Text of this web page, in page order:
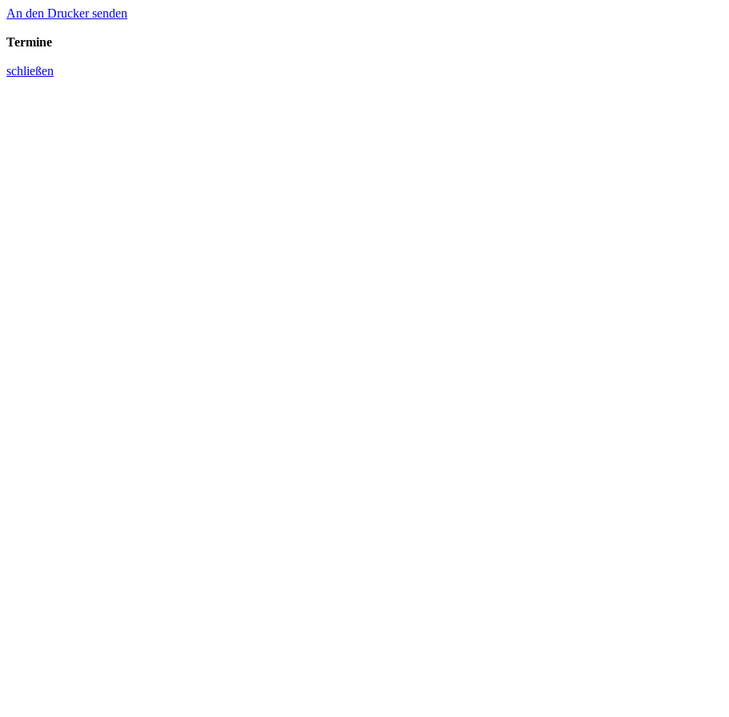
An den Drucker senden
Termine
schließen